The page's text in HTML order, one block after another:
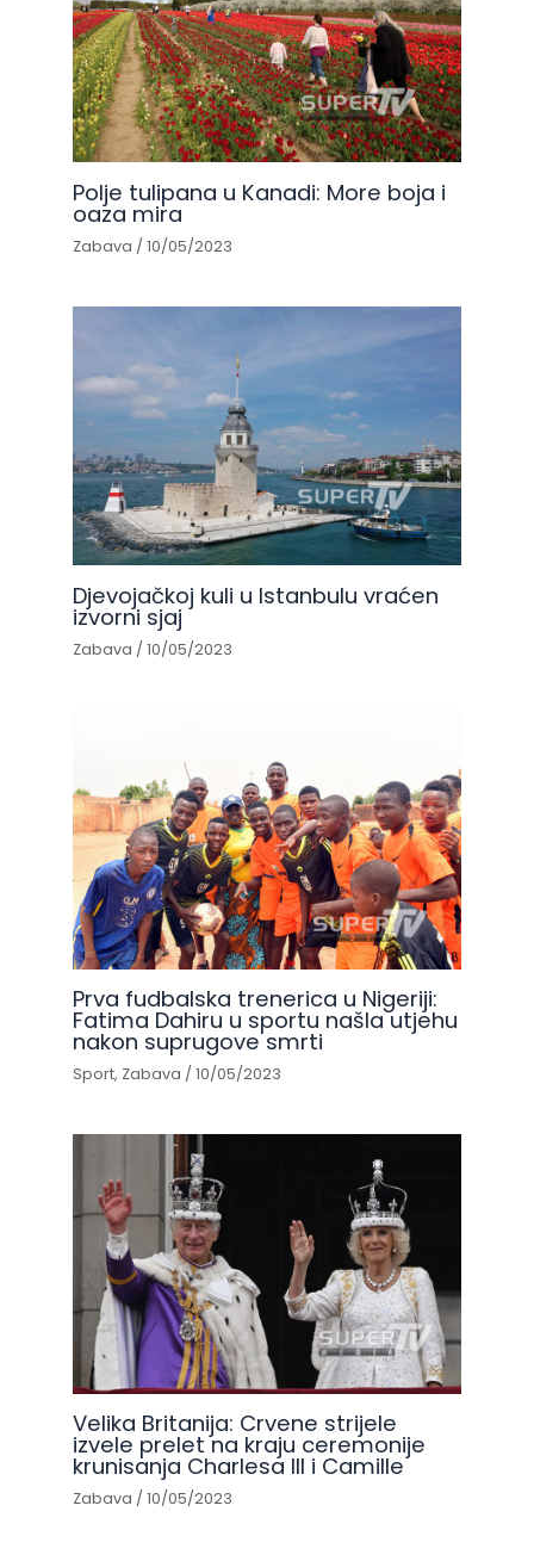
Polje tulipana u Kanadi: More boja i
oaza mira
Zabava /10/05/2023
Djevojačkoj kuli u Istanbulu vraćen
izvorni sjaj
Zabava /10/05/2023
Prva fudbalska trenerica u Nigeriji:
Fatima Dahiru u sportu našla utjehu
nakon suprugove smrti
Sport, Zabava /10/05/2023
Velika Britanija: Crvene strijele
izvele prelet na kraju ceremonije
krunisanja Charlesa III i Camille
Zabava /10/05/2023